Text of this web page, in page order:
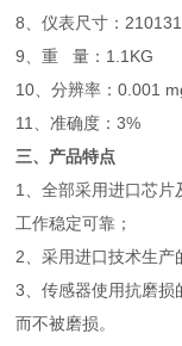
8、仪表尺寸：
9、重 量：1.1KG
10、分辨率：0.001
11、准确度：3%
三、产品特点
1、全部采用进口芯片
工作稳定可靠；
2、采用进口技术生产
3、传感器使用抗磨损
而不被磨损。